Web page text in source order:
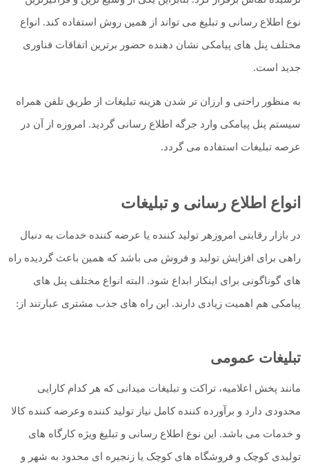
نوع اطلاع رسانی و تبلیغ می تواند از همین روش استفاده کند. انواع
مختلف پنل های پیامکی نشان دهنده حضور برترین اتفاقات فناوری
جدید است.
به منظور راحتی و ارزان تر شدن هزینه تبلیغات از طریق تلفن همراه
سیستم پنل پیامکی وارد جرگه اطلاع رسانی گردید. امروزه از آن در
عرصه تبلیغات استفاده می گردد.
انواع اطلاع رسانی و تبلیغات
در بازار رقابتی امروزهر تولید کننده یا عرضه کننده خدمات به دنبال
راهی برای افزایش تولید و فروش می باشد که همین باعث گردیده راه
های گوناگونی برای اینکار ابداع شود. البته انواع مختلف پنل های
پیامکی هم اهمیت زیادی دارند. این راه های جذب مشتری عبارتند از:
تبلیغات عمومی
مانند پخش اعلامیه، تراکت و تبلیغات میدانی که هر کدام کارایی
محدودی دارد و برآورده کننده کامل نیاز تولید کننده وعرضه کننده کالا
و خدمات می باشد. این نوع اطلاع رسانی و تبلیغ ویژه کارگاه های
تولیدی کوچک و فروشگاه های کوچک یا زنجیره ای محدود به شهر و